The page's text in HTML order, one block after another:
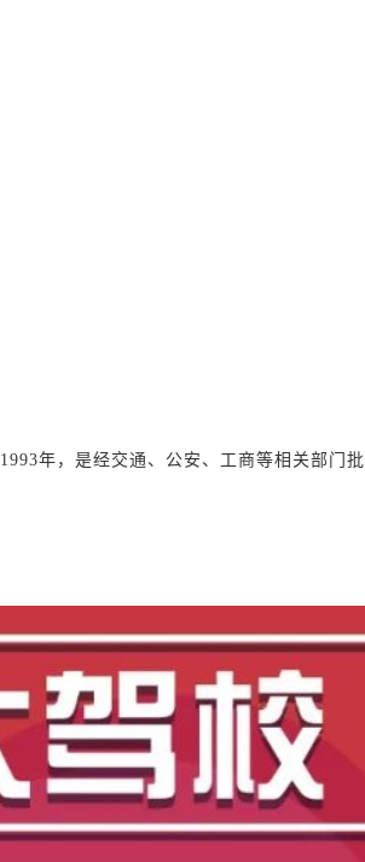
1993年，是经交通、公安、工商等相关部门